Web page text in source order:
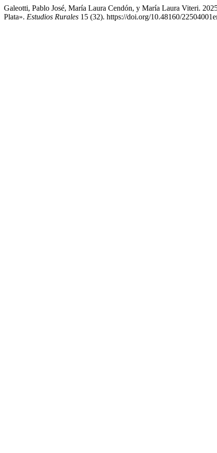
Galeotti, Pablo José, María Laura Cendón, y María Laura Viteri.
Plata». Estudios Rurales 15 (32). https://doi.org/10.48160/